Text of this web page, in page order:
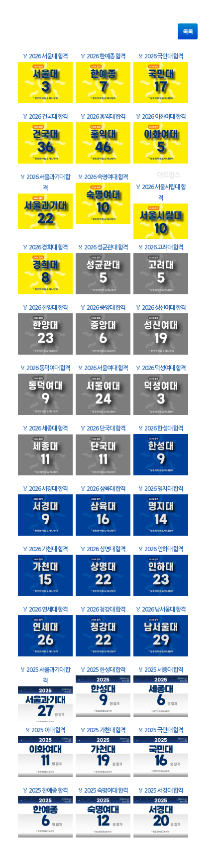
목록
🏅 2026 서울대 합격 🏅 2026 한예종 합격 🏅 2026 국민대 합격
🏅 2026 건국대 합격 🏅 2026 홍익대 합격 🏅 2026 이화여대 합격
🏅 2026 서울과기대 합
격
🏅 2026 숙명여대 합격
🏅 2026 서울시립대 합
격
🏅 2026 경희대 합격 🏅 2026 성균관대 합격 🏅 2026 고려대 합격
🏅 2026 한양대 합격 🏅 2026 중앙대 합격 🏅 2026 성신여대 합격
🏅 2026 동덕여대 합격 🏅 2026 서울여대 합격 🏅 2026 덕성여대 합격
🏅 2026 세종대 합격 🏅 2026 단국대 합격 🏅 2026 한성대 합격
🏅 2026 서경대 합격 🏅 2026 삼육대 합격 🏅 2026 명지대 합격
🏅 2026 가천대 합격 🏅 2026 상명대 합격 🏅 2026 인하대 합격
🏅 2026 연세대 합격 🏅 2026 청강대 합격 🏅 2026 남서울대 합격
🏅 2025 서울과기대 합
격
🏅 2025 한성대 합격 🏅 2025 세종대 합격
🏅 2025 이대 합격 🏅 2025 가천대 합격 🏅 2025 국민대 합격
🏅 2025 한예종 합격 🏅 2025 숙명여대 합격 🏅 2025 서경대 합격